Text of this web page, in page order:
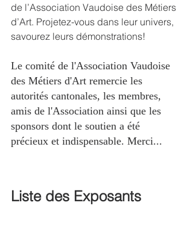
de l’Association Vaudoise des Métiers
d’Art. Projetez-vous dans leur univers,
savourez leurs démonstrations!
Le comité de l'Association Vaudoise
des Métiers d'Art remercie les
autorités cantonales, les membres,
amis de l'Association ainsi que les
sponsors dont le soutien a été
précieux et indispensable. Merci...
Liste des Exposants